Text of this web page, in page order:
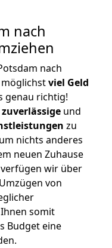
nach
nach
viel Geld
genau richtig!
zuverlässige und
zu
nichts anderes
neuen Zuhause
wir über
von
somit
Budget eine